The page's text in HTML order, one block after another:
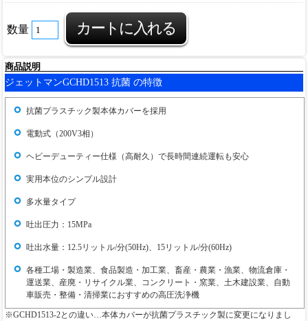
数量
商品説明
ジェットマンGCHD1513 抗菌 の特徴
抗菌プラスチック製本体カバーを採用
電動式（200V3相）
ヘビーデューティー仕様（高耐久）で長時間連続運転も安心
実用本位のシンプル設計
多水量タイプ
吐出圧力：15MPa
吐出水量：12.5リットル/分(50Hz)、15リットル/分(60Hz)
各種工場・製造業、食品製造・加工業、畜産・農業・漁業、物流倉庫・
運送業、産廃・リサイクル業、コンクリート・窯業、土木建設業、自動
車販売・整備・清掃業におすすめの高圧洗浄機
※GCHD1513-2との違い…本体カバーが抗菌プラスチック製に変更になりまし